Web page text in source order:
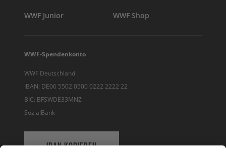
WWF Junior WWF Shop
WWF-Spendenkonto
WWF Deutschland
IBAN: DE06 5502 0500 0222 2222 22
BIC: BFSWDE33MNZ
SozialBank
IBAN KOPIEREN